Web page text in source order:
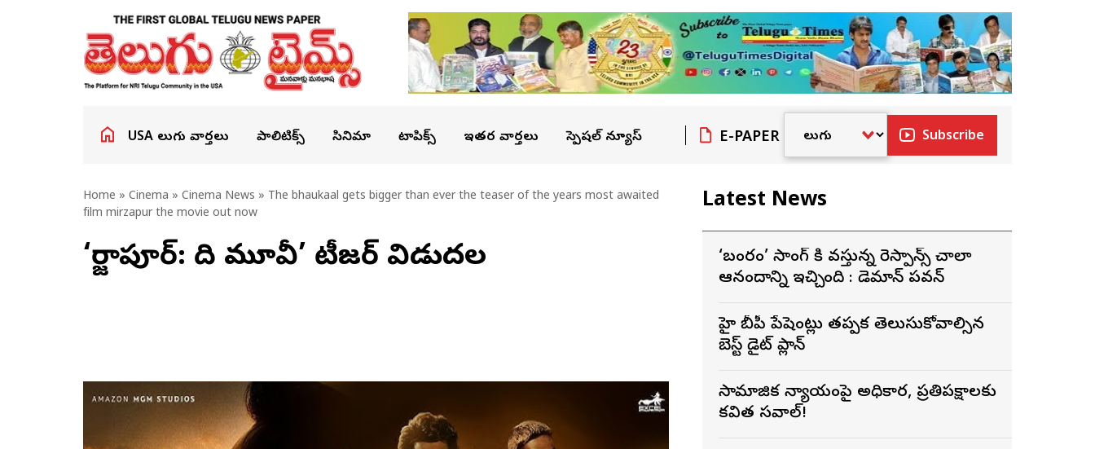
USA తెలుగు వార్తలు పాలిటిక్స్ సినిమా టాపిక్స్ ఇతర వార్తలు స్పెషల్ న్యూస్ E-PAPER Subscribe
Home » Cinema » Cinema News » The bhaukaal gets bigger than ever the teaser of the years most awaited
film mirzapur the movie out now
‘మిర్జాపూర్: ది మూవీ’ టీజర్ విడుదల
Latest News
‘బంగారం’ సాంగ్ కి వస్తున్న రెస్పాన్స్ చాలా
ఆనందాన్ని ఇచ్చింది : డెమాన్ పవన్
హై బీపీ పేషెంట్లు తప్పక తెలుసుకోవాల్సిన
బెస్ట్ డైట్ ప్లాన్
సామాజిక న్యాయంపై అధికార, ప్రతిపక్షాలకు
కవిత సవాల్!